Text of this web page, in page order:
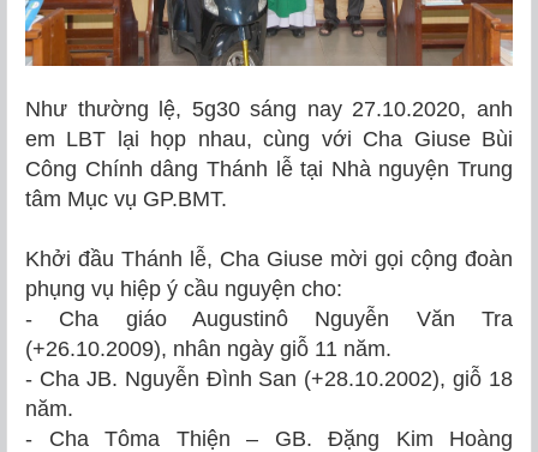
Như thường lệ, 5g30 sáng nay 27.10.2020, anh
em LBT lại họp nhau, cùng với Cha Giuse Bùi
Công Chính dâng Thánh lễ tại Nhà nguyện Trung
tâm Mục vụ GP.BMT.
Khởi đầu Thánh lễ, Cha Giuse mời gọi cộng đoàn
phụng vụ hiệp ý cầu nguyện cho:
- Cha giáo Augustinô Nguyễn Văn Tra
(+26.10.2009), nhân ngày giỗ 11 năm.
- Cha JB. Nguyễn Đình San (+28.10.2002), giỗ 18
năm.
- Cha Tôma Thiện – GB. Đặng Kim Hoàng